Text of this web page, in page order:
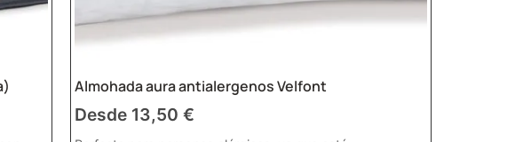
Almohada aura antialergenos Velfont
Desde 13,50 €